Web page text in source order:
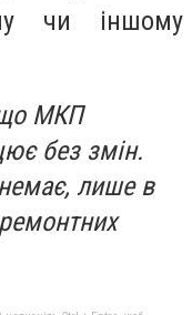
чи іншому
що МКП
без змін.
лише в